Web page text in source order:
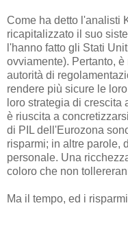
Come ha detto l'analisti
ricapitalizzato il suo
l'hanno fatto gli Stati
ovviamente). Pertanto,
autorità di
rendere più sicure le
loro strategia di crescita
è riuscita a
di PIL dell'Eurozona
risparmi; in altre parole,
personale. Una
coloro che non
Ma il tempo, ed i